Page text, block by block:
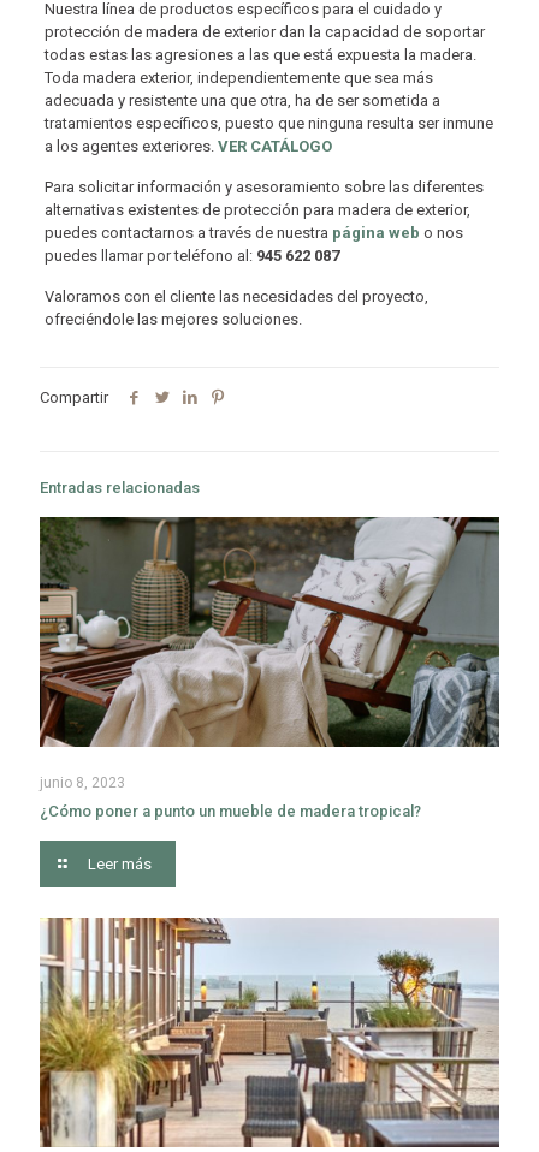
Nuestra línea de productos específicos para el cuidado y
protección de madera de exterior dan la capacidad de soportar
todas estas las agresiones a las que está expuesta la madera.
Toda madera exterior, independientemente que sea más
adecuada y resistente una que otra, ha de ser sometida a
tratamientos específicos, puesto que ninguna resulta ser inmune
a los agentes exteriores. VER CATÁLOGO
Para solicitar información y asesoramiento sobre las diferentes
alternativas existentes de protección para madera de exterior,
puedes contactarnos a través de nuestra página web o nos
puedes llamar por teléfono al: 945 622 087
Valoramos con el cliente las necesidades del proyecto,
ofreciéndole las mejores soluciones.
Compartir
Entradas relacionadas
junio 8, 2023
¿Cómo poner a punto un mueble de madera tropical?
Leer más